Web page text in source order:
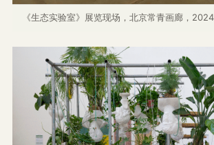
《生态实验室》展览现场，北京常青画廊，